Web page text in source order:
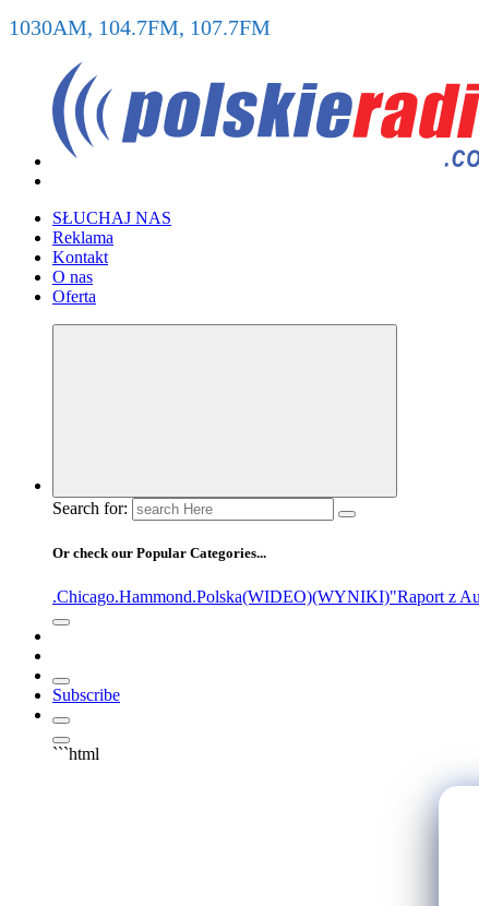
1030AM, 104.7FM, 107.7FM
SŁUCHAJ NAS
Reklama
Kontakt
O nas
Oferta
Search for:
Or check our Popular Categories...
.Chicago.Hammond.Polska(WIDEO)(WYNIKI)"Raport z
Subscribe
```html